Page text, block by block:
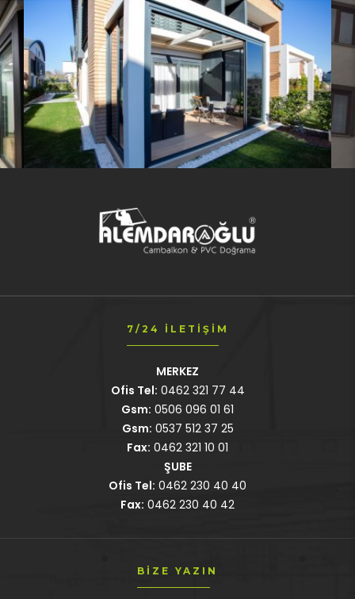
7/24 İLETIŞIM
MERKEZ
Ofis Tel: 0462 321 77 44
Gsm: 0506 096 01 61
Gsm: 0537 512 37 25
Fax: 0462 321 10 01
ŞUBE
Ofis Tel: 0462 230 40 40
Fax: 0462 230 40 42
BIZE YAZIN